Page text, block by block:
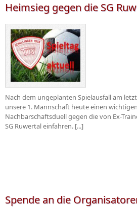
Heimsieg gegen die SG
Nach dem ungeplanten Spielausfall am
unsere 1. Mannschaft heute einen
Nachbarschaftsduell gegen die von Ex-
SG Ruwertal einfahren. [...]
Spende an die